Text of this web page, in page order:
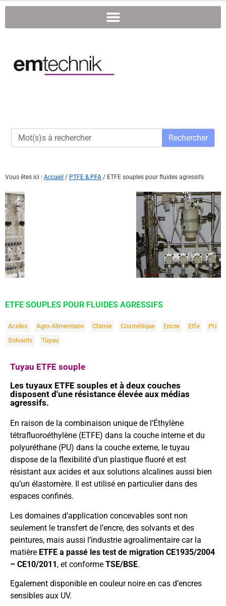
Rechercher
Vous êtes ici : Accueil / PTFE & PFA / ETFE souples pour fluides agressifs
ETFE SOUPLES POUR FLUIDES AGRESSIFS
Acides Agro-Alimentaire Chimie Cosmétique Encre Etfe
PU
Solvants
Tuyau
Tuyau ETFE souple
Les tuyaux ETFE souples et à deux couches
disposent d'une résistance élevée aux médias
agressifs.
En raison de la combinaison unique de l’Éthylène
tétrafluoroéthylène (ETFE) dans la couche interne et du
polyuréthane (PU) dans la couche externe, le tuyau
dispose de la flexibilité d’un plastique fluoré et est
résistant aux acides et aux solutions alcalines aussi bien
qu’un élastomère. Il est utilisé en particulier dans des
espaces confinés.
Les domaines d’application concevables sont non
seulement le transfert de l’encre, des solvants et des
peintures, mais aussi l’industrie agroalimentaire car la
matière ETFE a passé les test de migration CE1935/2004
– CE10/2011, et conforme TSE/BSE.
Egalement disponible en couleur noire en cas d’encres
sensibles aux UV.